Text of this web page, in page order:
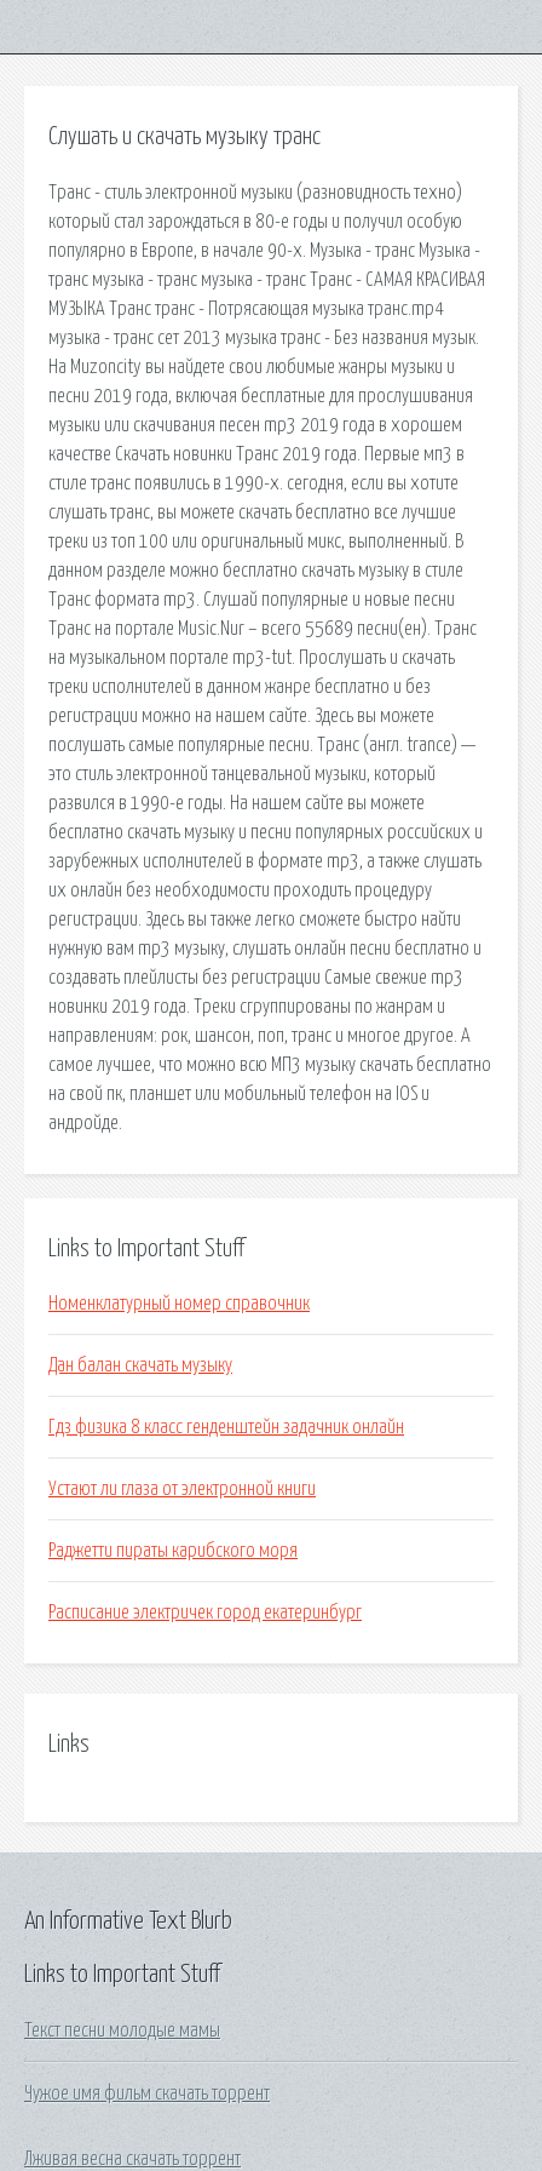
Слушать и скачать музыку транс
Транс - стиль электронной музыки (разновидность техно)
который стал зарождаться в 80-е годы и получил особую
популярно в Европе, в начале 90-х. Музыка - транс Музыка -
транс музыка - транс музыка - транс Транс - САМАЯ КРАСИВАЯ
МУЗЫКА Транс транс - Потрясающая музыка транс.mp4
музыка - транс сет 2013 музыка транс - Без названия музык.
На Muzoncity вы найдете свои любимые жанры музыки и
песни 2019 года, включая бесплатные для прослушивания
музыки или скачивания песен mp3 2019 года в хорошем
качестве Скачать новинки Транс 2019 года. Первые мп3 в
стиле транс появились в 1990-х. сегодня, если вы хотите
слушать транс, вы можете скачать бесплатно все лучшие
треки из топ 100 или оригинальный микс, выполненный. В
данном разделе можно бесплатно скачать музыку в стиле
Транс формата mp3. Слушай популярные и новые песни
Транс на портале Music.Nur – всего 55689 песни(ен). Транс
на музыкальном портале mp3-tut. Прослушать и скачать
треки исполнителей в данном жанре бесплатно и без
регистрации можно на нашем сайте. Здесь вы можете
послушать самые популярные песни. Транс (англ. trance) —
это стиль электронной танцевальной музыки, который
развился в 1990-е годы. На нашем сайте вы можете
бесплатно скачать музыку и песни популярных российских и
зарубежных исполнителей в формате mp3, а также слушать
их онлайн без необходимости проходить процедуру
регистрации. Здесь вы также легко сможете быстро найти
нужную вам mp3 музыку, слушать онлайн песни бесплатно и
создавать плейлисты без регистрации Самые свежие mp3
новинки 2019 года. Треки сгруппированы по жанрам и
направлениям: рок, шансон, поп, транс и многое другое. А
самое лучшее, что можно всю МП3 музыку скачать бесплатно
на свой пк, планшет или мобильный телефон на IOS и
андройде.
Links to Important Stuff
Номенклатурный номер справочник
Дан балан скачать музыку
Гдз физика 8 класс генденштейн задачник онлайн
Устают ли глаза от электронной книги
Раджетти пираты карибского моря
Расписание электричек город екатеринбург
Links
Links to Important Stuff
Текст песни молодые мамы
Чужое имя фильм скачать торрент
Лживая весна скачать торрент
An Informative Text Blurb